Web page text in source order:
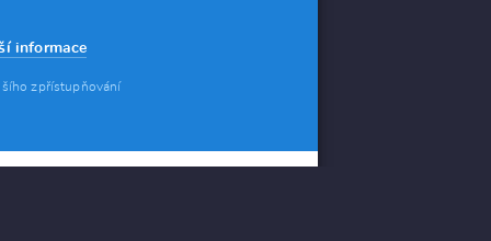
informace
zpřístupňování